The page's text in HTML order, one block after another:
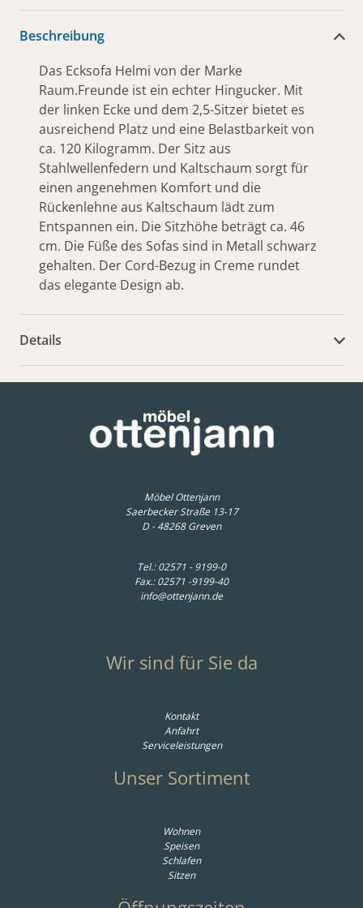
Beschreibung
Das Ecksofa Helmi von der Marke
Raum.Freunde ist ein echter Hingucker. Mit
der linken Ecke und dem 2,5-Sitzer bietet es
ausreichend Platz und eine Belastbarkeit von
ca. 120 Kilogramm. Der Sitz aus
Stahlwellenfedern und Kaltschaum sorgt für
einen angenehmen Komfort und die
Rückenlehne aus Kaltschaum lädt zum
Entspannen ein. Die Sitzhöhe beträgt ca. 46
cm. Die Füße des Sofas sind in Metall schwarz
gehalten. Der Cord-Bezug in Creme rundet
das elegante Design ab.
Details
Möbel Ottenjann
Saerbecker Straße 13-17
D - 48268 Greven
Tel.:02571 - 9199-0
Fax.: 02571 -9199-40
info@ottenjann.de
Wir sind für Sie da
Kontakt
Anfahrt
Serviceleistungen
Unser Sortiment
Wohnen
Speisen
Schlafen
Sitzen